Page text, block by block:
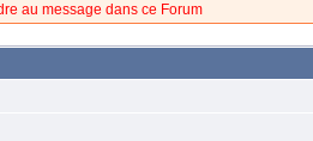
au message dans ce Forum